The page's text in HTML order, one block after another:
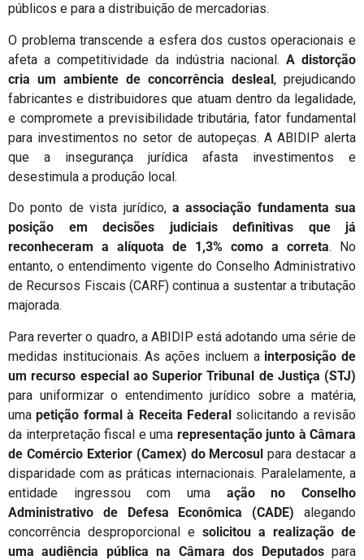
públicos e para a distribuição de mercadorias.
O problema transcende a esfera dos custos operacionais e
afeta a competitividade da indústria nacional. A distorção
cria um ambiente de concorrência desleal, prejudicando
fabricantes e distribuidores que atuam dentro da legalidade,
e compromete a previsibilidade tributária, fator fundamental
para investimentos no setor de autopeças. A ABIDIP alerta
que a insegurança jurídica afasta investimentos e
desestimula a produção local.
Do ponto de vista jurídico, a associação fundamenta sua
posição em decisões judiciais definitivas que já
reconheceram a alíquota de 1,3% como a correta. No
entanto, o entendimento vigente do Conselho Administrativo
de Recursos Fiscais (CARF) continua a sustentar a tributação
majorada.
Para reverter o quadro, a ABIDIP está adotando uma série de
medidas institucionais. As ações incluem a interposição de
um recurso especial ao Superior Tribunal de Justiça (STJ)
para uniformizar o entendimento jurídico sobre a matéria,
umapetição formal à Receita Federalsolicitando a revisão
da interpretação fiscal e uma representação junto à Câmara
de Comércio Exterior (Camex) do Mercosul para destacar a
disparidade com as práticas internacionais. Paralelamente, a
entidade ingressou com uma ação no Conselho
Administrativo de Defesa Econômica (CADE) alegando
concorrência desproporcional e solicitou a realização de
uma audiência pública na Câmara dos Deputadospara